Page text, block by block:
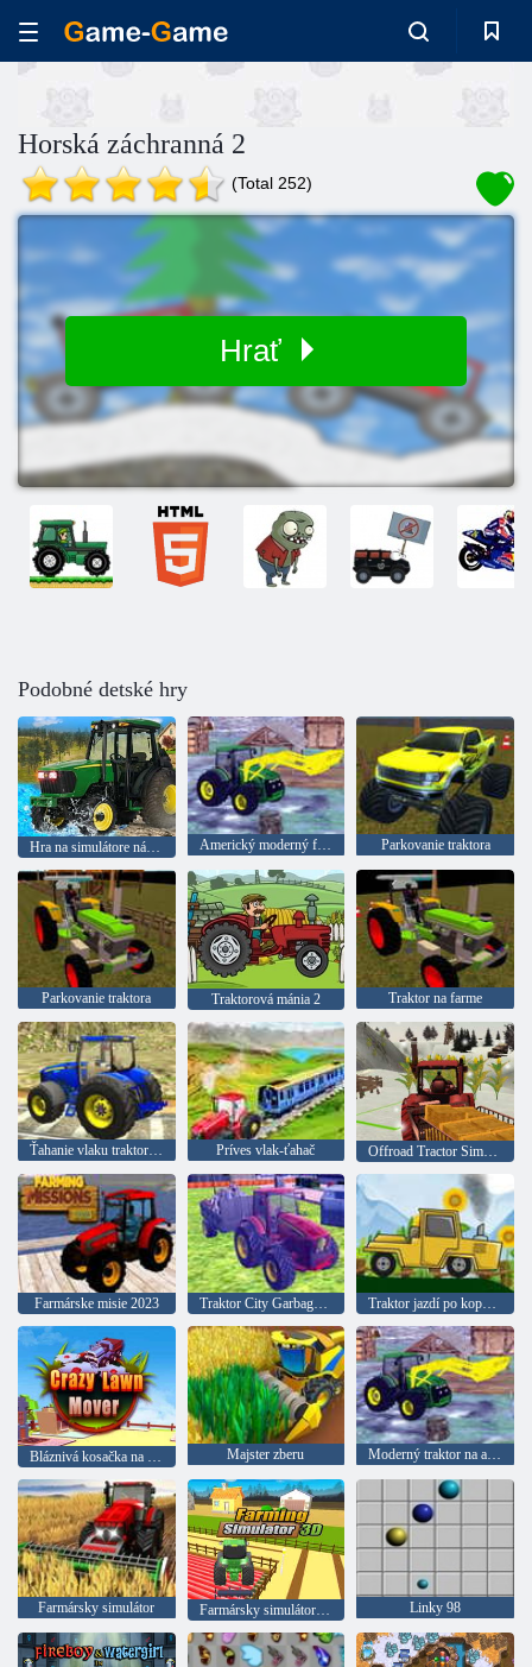
Horská záchranná 2
(Total 252)
Hrať
Podobné detské hry
Hra na simulátore nákladného traktora Americký moderný farmársky simulátor Parkovanie traktora
Parkovanie traktora Traktorová mánia 2 Traktor na farme
Ťahanie vlaku traktora 3D Príves vlak-ťahač Offroad Tractor Simulator 2022: Cargo Drive
Farmárske misie 2023 Traktor City Garbage 2022 Traktor jazdí po kopcoch 2D
Majster zberu Moderný traktor na americkej farme 3D
Farmársky simulátor Farmársky simulátor 3D Linky 98